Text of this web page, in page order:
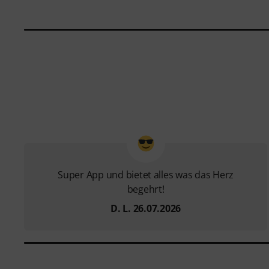
Super App und bietet alles was das Herz
begehrt!
D. L. 26.07.2026